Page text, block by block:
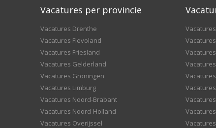
Vacatures per provincie
Vacatures Drenthe
Vacatures Flevoland
Vacatures Friesland
Vacatures Gelderland
Vacatures Groningen
Vacatures Limburg
Vacatures Noord-Brabant
Vacatures Noord-Holland
Vacatures Overijssel
Vacatures